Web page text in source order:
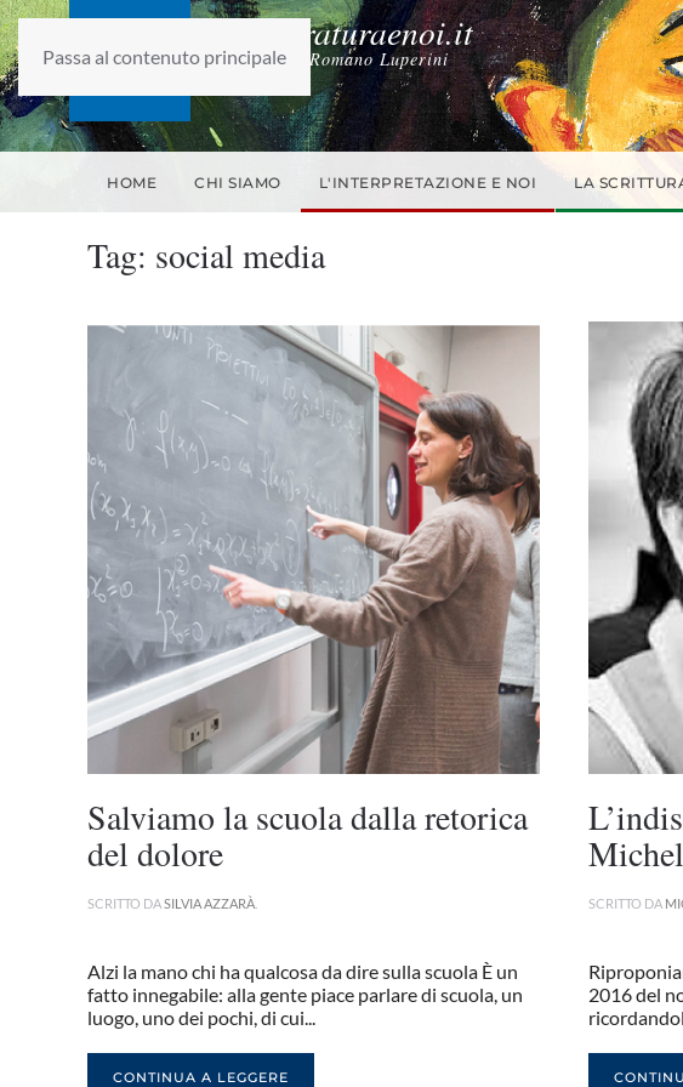
Passa al contenuto principale
laletteraturaenoi.it
fondato da Romano Luperini
HOME CHI SIAMO L'INTERPRETAZIONE E NOI LA
Tag: social media
Salviamo la scuola dalla retorica
del dolore
SCRITTO DASILVIA AZZARÀ
Alzi la mano chi ha qualcosa da dire sulla scuola È un
fatto innegabile: alla gente piace parlare di scuola, un
luogo, uno dei pochi, di cui...
CONTINUA A LEGGERE
SCRITTO DA
2016 del